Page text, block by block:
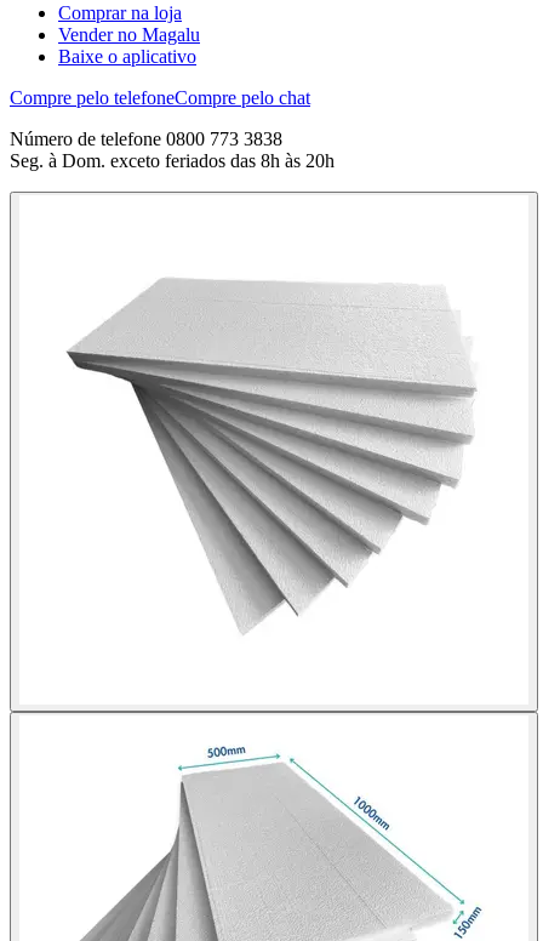
Comprar na loja
Vender no Magalu
Baixe o aplicativo
Compre pelo telefoneCompre pelo chat
Número de telefone 0800 773 3838
Seg. à Dom. exceto feriados das 8h às 20h